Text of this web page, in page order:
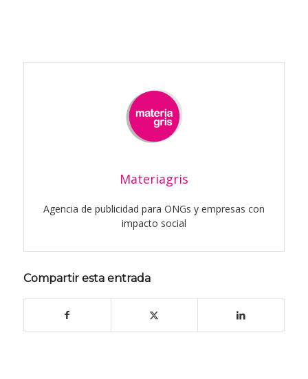
Materiagris
Agencia de publicidad para ONGs y empresas con
impacto social
Compartir esta entrada